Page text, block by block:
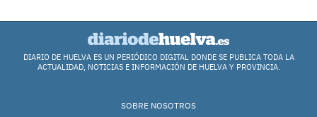
DIARIO DE HUELVA ES UN PERIÓDICO DIGITAL DONDE SE PUBLICA TODA LA
ACTUALIDAD, NOTICIAS E INFORMACIÓN DE HUELVA Y PROVINCIA.
SOBRE NOSOTROS